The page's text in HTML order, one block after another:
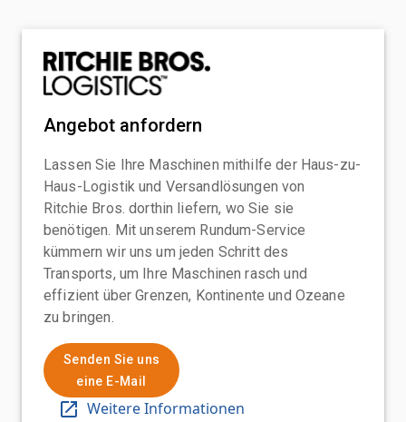
Angebot anfordern
Lassen Sie Ihre Maschinen mithilfe der Haus-zu-
Haus-Logistik und Versandlösungen von
Ritchie Bros. dorthin liefern, wo Sie sie
benötigen. Mit unserem Rundum-Service
kümmern wir uns um jeden Schritt des
Transports, um Ihre Maschinen rasch und
effizient über Grenzen, Kontinente und Ozeane
zu bringen.
Senden Sie uns
eine E-Mail
Weitere Informationen